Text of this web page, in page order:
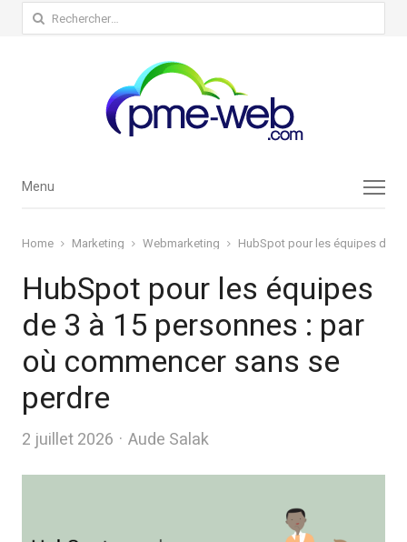
Rechercher :
Menu
Menu
Home Marketing Webmarketing HubSpot pour les équipes de 3
HubSpot pour les équipes
de 3 à 15 personnes : par
où commencer sans se
perdre
2 juillet 2026 Author
Aude Salak